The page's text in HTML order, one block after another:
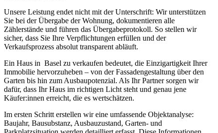
Unsere Leistung endet nicht mit der Unterschrift: Wir unterstützen
Sie bei der Übergabe der Wohnung, dokumentieren alle
Zählerstände und führen das Übergabeprotokoll. So stellen wir
sicher, dass Sie Ihre Verpflichtungen erfüllen und der
Verkaufsprozess absolut transparent abläuft.
Ein Haus in Basel zu verkaufen bedeutet, die Einzigartigkeit Ihrer
Immobilie hervorzuheben – von der Fassadengestaltung über den
Garten bis hin zum Ausbaupotenzial. Als Ihr Partner sorgen wir
dafür, dass Ihr Haus im richtigen Licht steht und genau jene
Käufer:innen erreicht, die es wertschätzen.
Im ersten Schritt erstellen wir eine umfassende Objektanalyse:
Baujahr, Bausubstanz, Ausbauzustand, Garten- und